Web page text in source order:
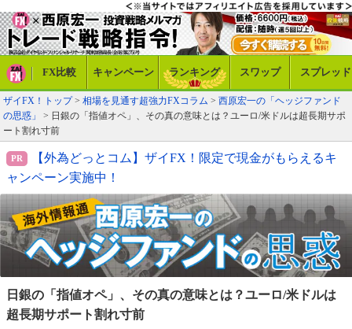
FX比較 キャンペーン ランキング スワップ スプレッド
ザイFX！トップ> 相場を見通す超強力FXコラム > 西原宏一の「ヘッジファンド
の思惑」
> 日銀の「指値オペ」、その真の意味とは？ユーロ/米ドルは超長期サポ
ート割れ寸前
【外為どっとコム】ザイFX！限定で現金がもらえるキ
ャンペーン実施中！
日銀の「指値オペ」、その真の意味とは？ユーロ/米ドルは
超長期サポート割れ寸前